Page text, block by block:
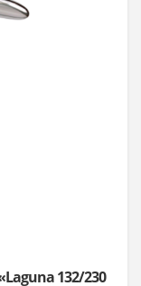
132/230